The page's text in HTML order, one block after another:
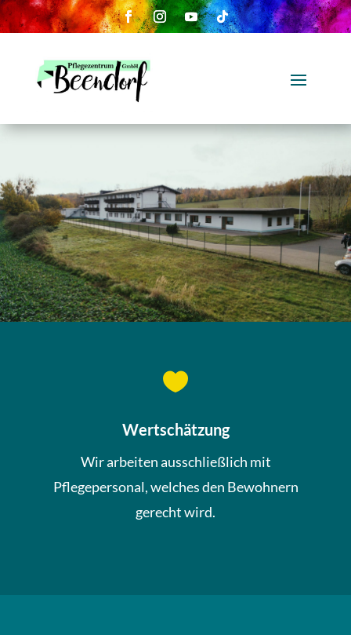

Wertschätzung
Wir arbeiten ausschließlich mit
Pflegepersonal, welches den Bewohnern
gerecht wird.